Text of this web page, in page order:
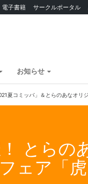
電子書籍 サークルポータル
お知らせ
夏コミッパ」＆とらのあなオ
とらの
ェア「